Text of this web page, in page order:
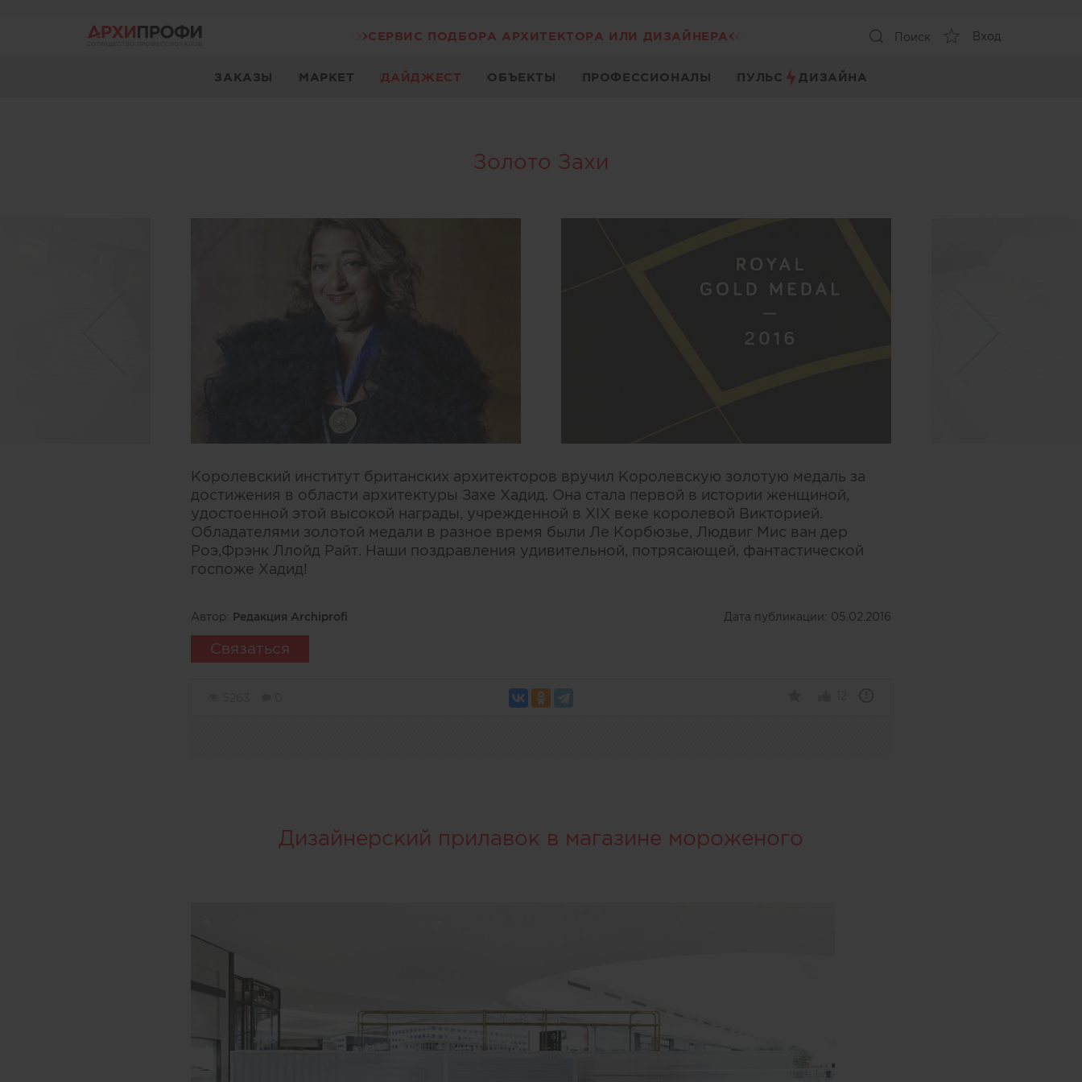
СЕРВИС ПОДБОРА АРХИТЕКТОРА ИЛИ ДИЗАЙНЕРА Поиск Вход
ЗАКАЗЫ МАРКЕТ ДАЙДЖЕСТ ОБЪЕКТЫ ПРОФЕССИОНАЛЫ ПУЛЬС ДИЗАЙНА
Золото Захи
Королевский институт британских архитекторов вручил Королевскую золотую медаль за
достижения в области архитектуры Захе Хадид. Она стала первой в истории женщиной,
удостоенной этой высокой награды, учрежденной в XIX веке королевой Викторией.
Обладателями золотой медали в разное время были Ле Корбюзье, Людвиг Мис ван дер
Роэ,Фрэнк Ллойд Райт. Наши поздравления удивительной, потрясающей, фантастической
госпоже Хадид!
Автор: Редакция Archiprofi Дата публикации: 05.02.2016
Связаться
Дизайнерский прилавок в магазине мороженого